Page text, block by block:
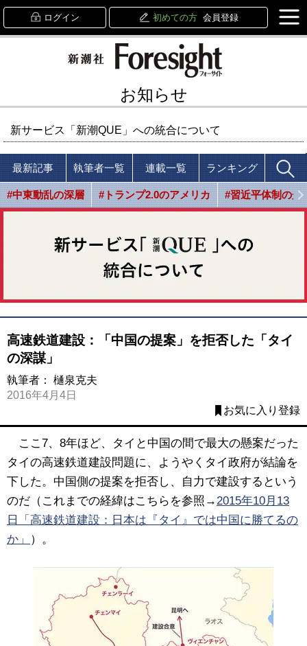
ログイン 初めての方 会員登録
お知らせ
新サービス「新潮QUE」への統合について
最新記事 執筆者一覧 連載一覧 ランキング
#中東動乱の深層 #トランプ2.0のアメリカ #習近平体制の光
高速鉄道建設：「中国の提案」を拒否した「タイ
の深謀」
執筆者： 樋泉克夫
2016年4月4日
お気に入り登録
ここ7、8年ほど、タイと中国の間で最大の懸案だった
タイの高速鉄道建設問題に、ようやくタイ政府が結論を
下した。中国側の提案を拒否し、自力で建設するという
のだ（これまでの経緯はこちらを参照→ 2015年10月13
日「高速鉄道建設：日本は『タイ』では中国に勝てるの
か」
）。